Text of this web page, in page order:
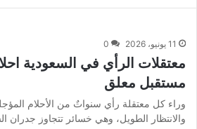
11 يونيو، 2026 0
معتقلات الرأي في السعودية
مستقبل معلق
وراء كل معتقلة رأي سنواتٌ من الأحلام
والانتظار الطويل، وهي خسائر تتجاوز جدران